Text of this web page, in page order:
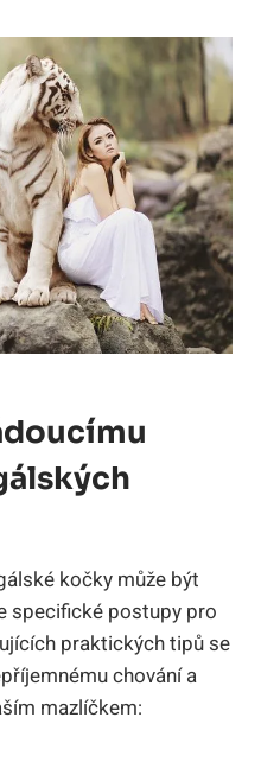
kočky může být
specifické postupy pro
praktických tipů se
chování a
mazlíčkem: